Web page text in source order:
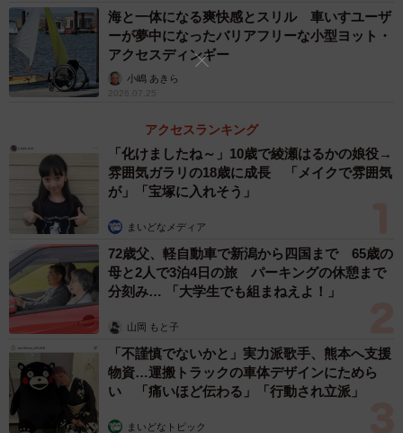
ーーマップを作成する中で、あらたに気付いたこと、興味
深かったことは。
徒然研究室：このデータでは、1時間ごとの交通量を、現在
時刻の約20分前から過去3カ月分までを対象として取得でき
ます。プログラミングを使えば、全国規模の人の移動の実
態に、ほぼリアルタイムで、個人でも触れられるようにな
ったことに、嬉しさと感動を覚えます。こうしたデータを
蓄積して分析を深めていけば、旅行や移動に対する自分の
思い込みをひっくり返すことにもつながりそうです。
時間帯別の分析をすると、朝6〜7時が唯一の減少帯（－7〜
－8%）となった一方、深夜0時・23時および昼間10〜14時
が＋30〜＋40%台と高くなっていたのも少し意外でした。
GWらしい行楽型の行動パターンといえばそうですが、逆に
言えば普段は早朝から移動している人がけっこういるのだ
な、と実感し、そうした時間帯に働く人たちの存在にも気
海と一体になる爽快感とスリル 車いすユーザ
ーが夢中になったバリアフリーな小型ヨット・
アクセスディンギー
小嶋 あきら
2026.07.25
アクセスランキング
「化けましたね～」10歳で綾瀬はるかの娘役→
雰囲気ガラリの18歳に成長 「メイクで雰囲気
が」「宝塚に入れそう」
まいどなメディア
72歳父、軽自動車で新潟から四国まで 65歳の
母と2人で3泊4日の旅 パーキングの休憩まで
分刻み… 「大学生でも組まねえよ！」
山岡 もと子
「不謹慎でないかと」実力派歌手、熊本へ支援
物資…運搬トラックの車体デザインにためら
い 「痛いほど伝わる」「行動され立派」
まいどなトピック